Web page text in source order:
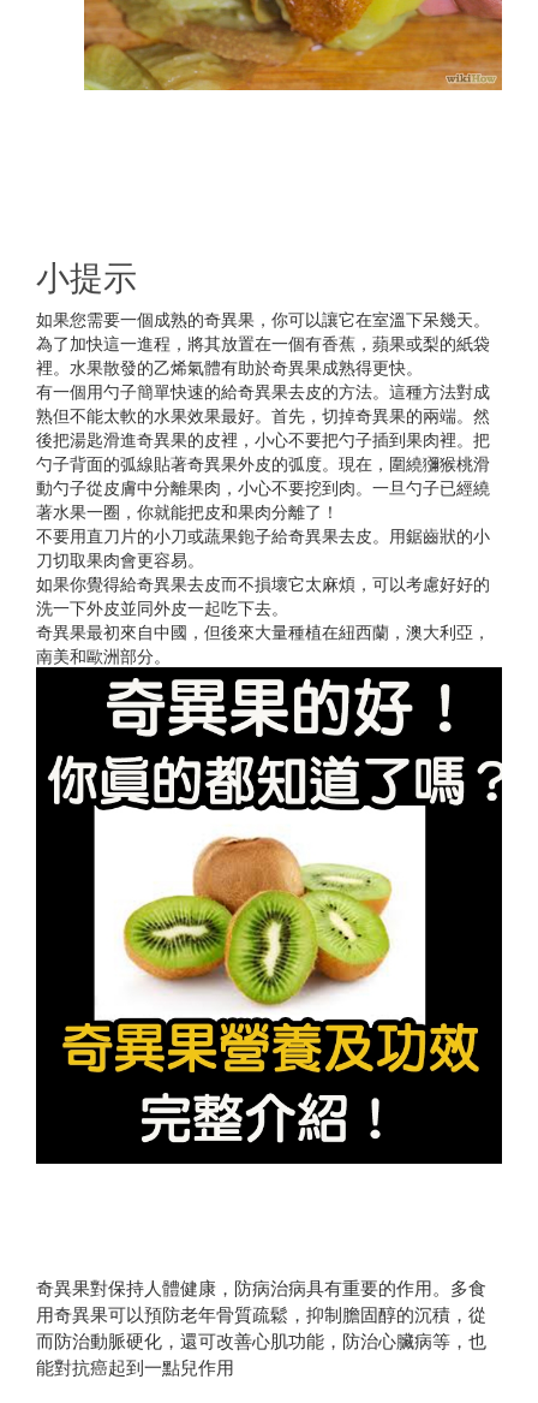
小提示
如果您需要一個成熟的奇異果，你可以讓它在室溫下呆幾天。
為了加快這一進程，將其放置在一個有香蕉，蘋果或梨的紙袋
裡。水果散發的乙烯氣體有助於奇異果成熟得更快。
有一個用勺子簡單快速的給奇異果去皮的方法。這種方法對成
熟但不能太軟的水果效果最好。首先，切掉奇異果的兩端。然
後把湯匙滑進奇異果的皮裡，小心不要把勺子插到果肉裡。把
勺子背面的弧線貼著奇異果外皮的弧度。現在，圍繞獼猴桃滑
動勺子從皮膚中分離果肉，小心不要挖到肉。一旦勺子已經繞
著水果一圈，你就能把皮和果肉分離了！
不要用直刀片的小刀或蔬果鉋子給奇異果去皮。用鋸齒狀的小
刀切取果肉會更容易。
如果你覺得給奇異果去皮而不損壞它太麻煩，可以考慮好好的
洗一下外皮並同外皮一起吃下去。
奇異果最初來自中國，但後來大量種植在紐西蘭，澳大利亞，
南美和歐洲部分。
奇異果對保持人體健康，防病治病具有重要的作用。多食
用奇異果可以預防老年骨質疏鬆，抑制膽固醇的沉積，從
而防治動脈硬化，還可改善心肌功能，防治心臟病等，也
能對抗癌起到一點兒作用